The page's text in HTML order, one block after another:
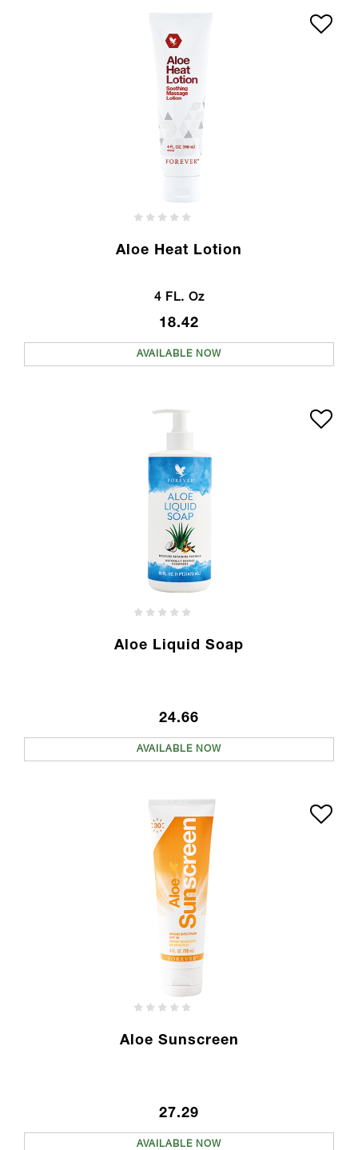
Aloe Heat Lotion
4 FL. Oz
18.42
AVAILABLE NOW
Aloe Liquid Soap
24.66
AVAILABLE NOW
Aloe Sunscreen
27.29
AVAILABLE NOW